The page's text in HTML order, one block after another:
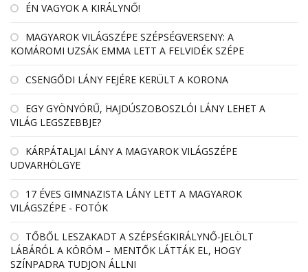
ÉN VAGYOK A KIRÁLYNŐ!
MAGYAROK VILÁGSZÉPE SZÉPSÉGVERSENY: A
KOMÁROMI UZSÁK EMMA LETT A FELVIDÉK SZÉPE
CSENGŐDI LÁNY FEJÉRE KERÜLT A KORONA
EGY GYÖNYÖRŰ, HAJDÚSZOBOSZLÓI LÁNY LEHET A
VILÁG LEGSZEBBJE?
KÁRPÁTALJAI LÁNY A MAGYAROK VILÁGSZÉPE
UDVARHÖLGYE
17 ÉVES GIMNAZISTA LÁNY LETT A MAGYAROK
VILÁGSZÉPE - FOTÓK
TŐBŐL LESZAKADT A SZÉPSÉGKIRÁLYNŐ-JELÖLT
LÁBÁRÓL A KÖRÖM – MENTŐK LÁTTÁK EL, HOGY
SZÍNPADRA TUDJON ÁLLNI